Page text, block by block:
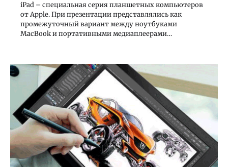
iPad – специальная серия планшетных компьютеров
от Apple. При презентации представлялись как
промежуточный вариант между ноутбуками
MacBook и портативными медиаплеерами…